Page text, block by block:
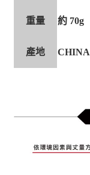
重量 約 70g
產地 CHINA